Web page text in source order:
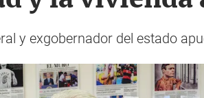
y exgobernador del estado